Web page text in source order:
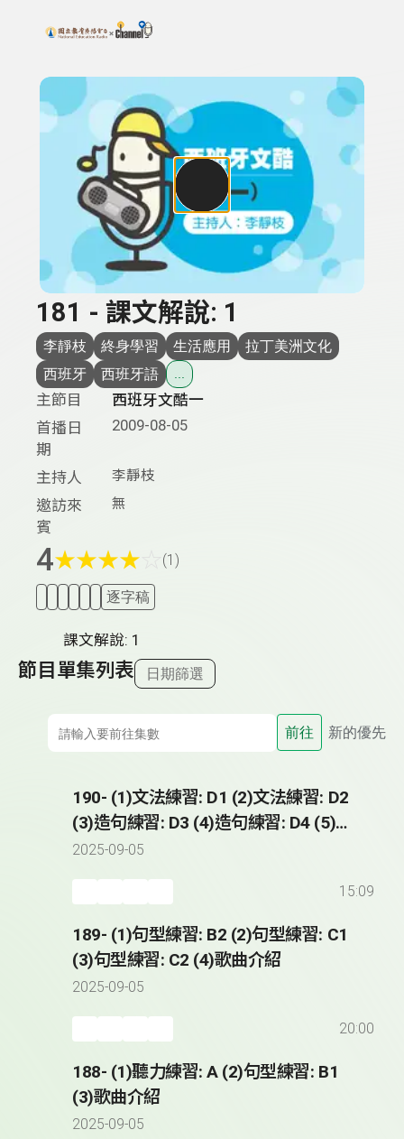
上方功能區塊
搜尋關鍵字：可輸入節目名稱、主持人或關鍵字
181 - 課文解說: 1
李靜枝 終身學習 生活應用
拉丁美洲文化
西班牙
西班牙語 ...
主節目
西班牙文酷一
首播日
期
2009-08-05
主持人 李靜枝
邀訪來
賓
無
4★★★★ (1)
逐字稿
課文解說: 1
節目單集列表 日期篩選
前往 新的優先
190- (1)文法練習: D1 (2)文法練習: D2
(3)造句練習: D3 (4)造句練習: D4 (5)歌
曲介紹
2025-09-05
15:09
189- (1)句型練習: B2 (2)句型練習: C1
(3)句型練習: C2 (4)歌曲介紹
2025-09-05
20:00
188- (1)聽力練習: A (2)句型練習: B1
(3)歌曲介紹
2025-09-05